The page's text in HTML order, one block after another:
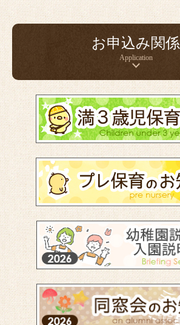
お申込み関係
Application